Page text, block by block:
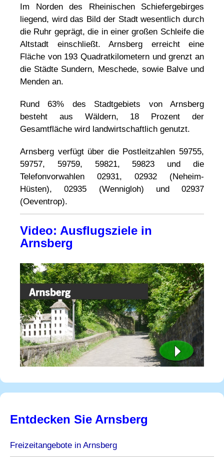
Im Norden des Rheinischen Schiefergebirges
liegend, wird das Bild der Stadt wesentlich durch
die Ruhr geprägt, die in einer großen Schleife die
Altstadt einschließt. Arnsberg erreicht eine
Fläche von 193 Quadratkilometern und grenzt an
die Städte Sundern, Meschede, sowie Balve und
Menden an.
Rund 63% des Stadtgebiets von Arnsberg
besteht aus Wäldern, 18 Prozent der
Gesamtfläche wird landwirtschaftlich genutzt.
Arnsberg verfügt über die Postleitzahlen 59755,
59757, 59759, 59821, 59823 und die
Telefonvorwahlen 02931, 02932 (Neheim-
Hüsten), 02935 (Wennigloh) und 02937
(Oeventrop).
Video: Ausflugsziele in
Arnsberg
Entdecken Sie Arnsberg
Freizeitangebote in Arnsberg